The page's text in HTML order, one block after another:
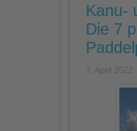
Kanu-
Die 7
7. April 2022